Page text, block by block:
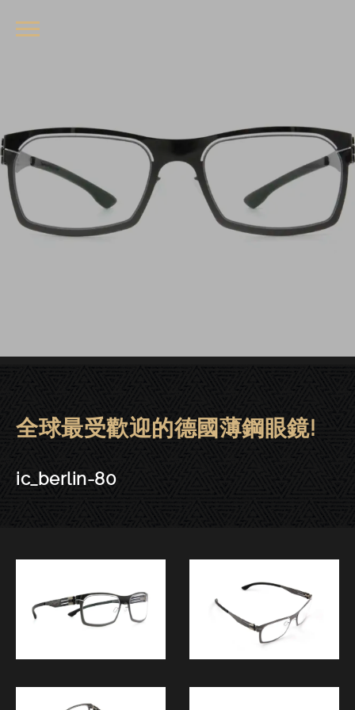
ic! berlin眼鏡 | 東門－ic_berlin-
全球最受歡迎的德國薄鋼眼鏡!
ic_berlin-80